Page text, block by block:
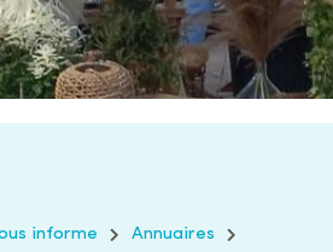
informe
Annuaires